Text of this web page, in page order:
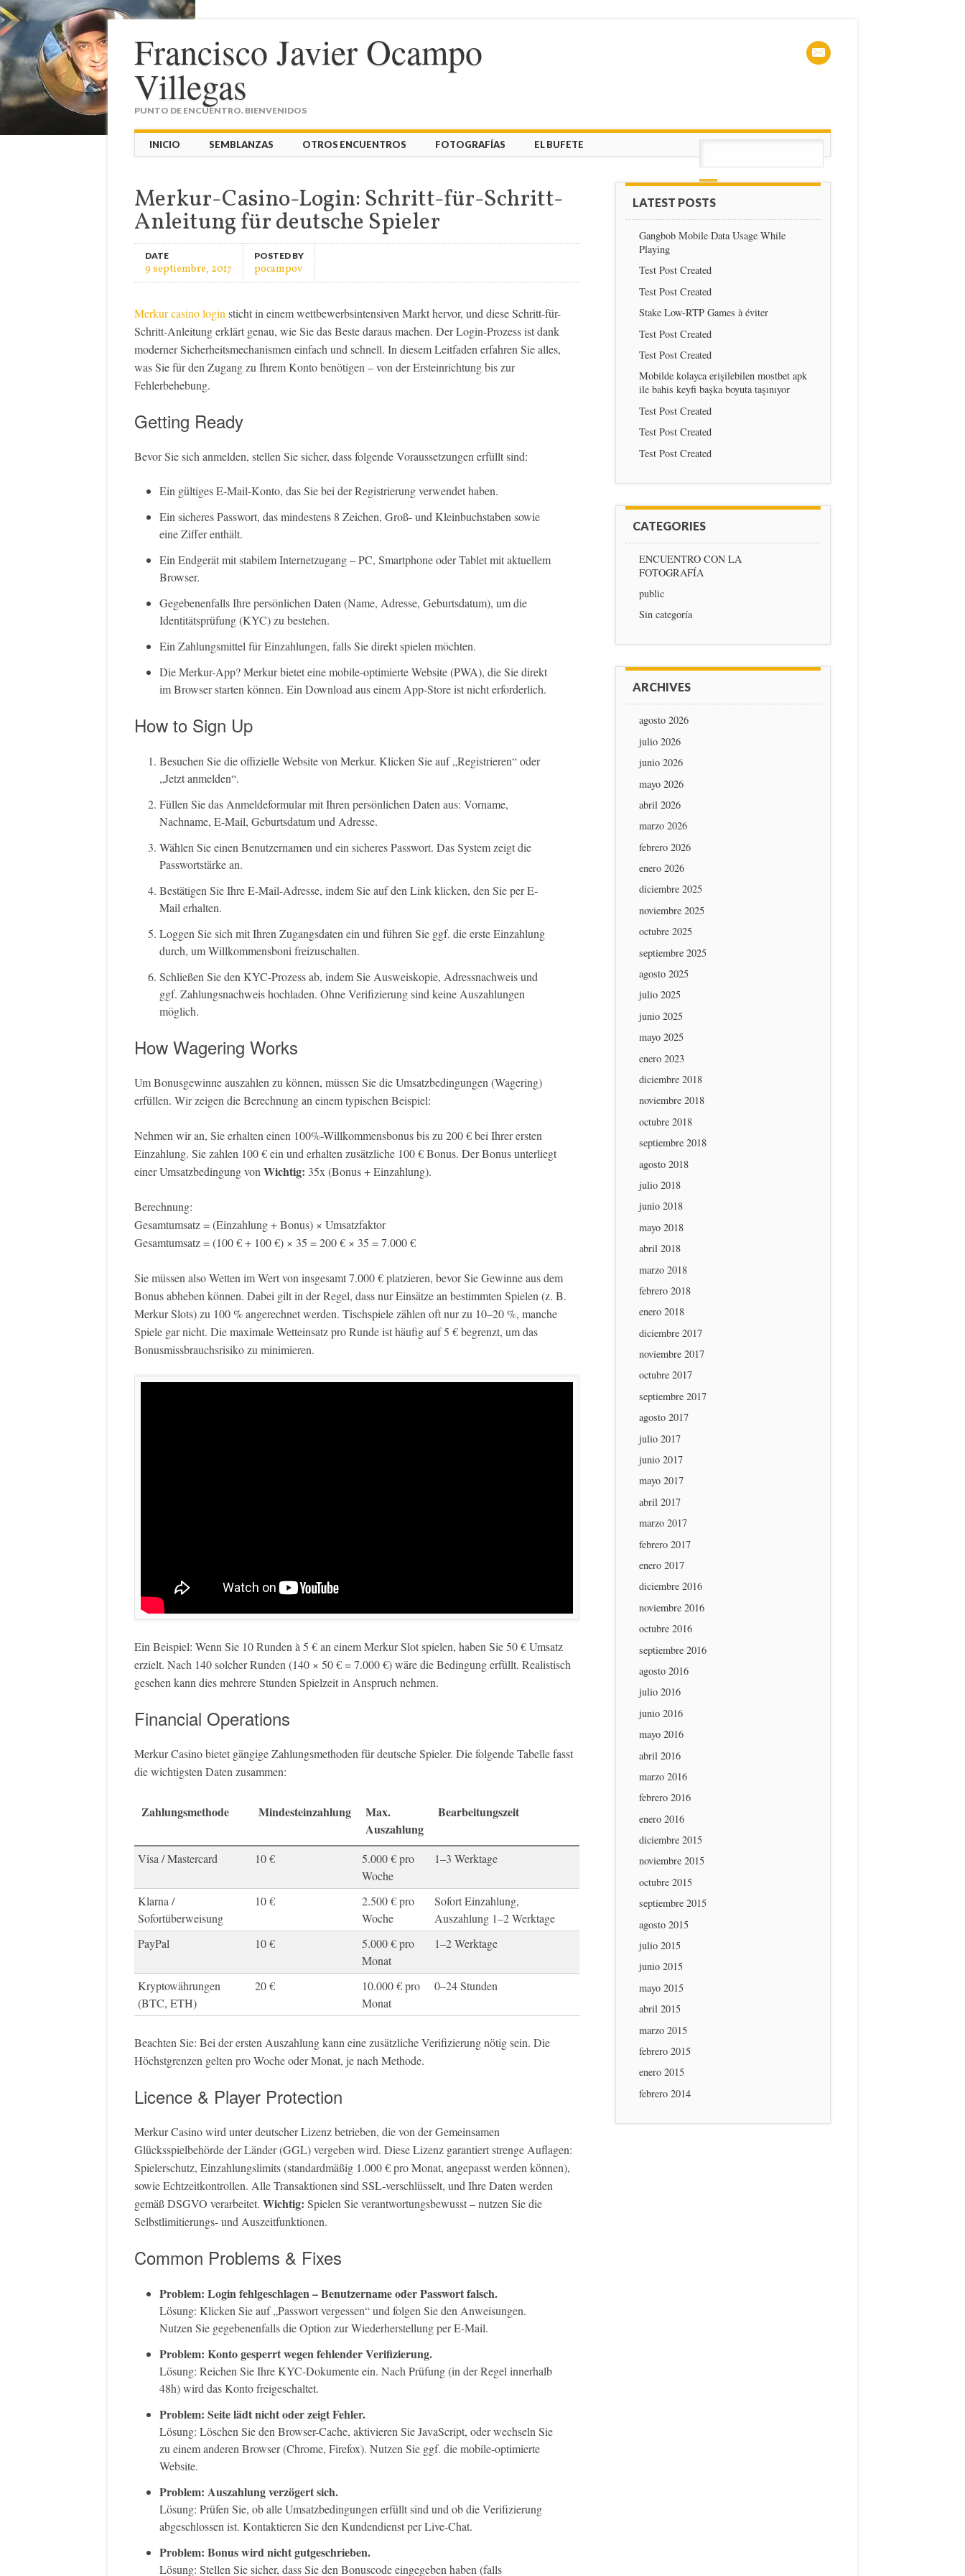
Francisco Javier Ocampo
Villegas
PUNTO DE ENCUENTRO. BIENVENIDOS
Main menu
Skip
to
INICIO SEMBLANZAS OTROS ENCUENTROS FOTOGRAFÍAS EL BUFETE
Merkur-Casino-Login: Schritt-für-Schritt-
Anleitung für deutsche Spieler
DATE
9 septiembre, 2017
POSTED BY
pocampov
Merkur casino login sticht in einem wettbewerbsintensiven Markt hervor, und diese Schritt-für-
Schritt-Anleitung erklärt genau, wie Sie das Beste daraus machen. Der Login-Prozess ist dank
moderner Sicherheitsmechanismen einfach und schnell. In diesem Leitfaden erfahren Sie alles,
was Sie für den Zugang zu Ihrem Konto benötigen – von der Ersteinrichtung bis zur
Fehlerbehebung.
Getting Ready
Bevor Sie sich anmelden, stellen Sie sicher, dass folgende Voraussetzungen erfüllt sind:
Ein gültiges E-Mail-Konto, das Sie bei der Registrierung verwendet haben.
Ein sicheres Passwort, das mindestens 8 Zeichen, Groß- und Kleinbuchstaben sowie
eine Ziffer enthält.
Ein Endgerät mit stabilem Internetzugang – PC, Smartphone oder Tablet mit aktuellem
Browser.
Gegebenenfalls Ihre persönlichen Daten (Name, Adresse, Geburtsdatum), um die
Identitätsprüfung (KYC) zu bestehen.
Ein Zahlungsmittel für Einzahlungen, falls Sie direkt spielen möchten.
Die Merkur-App? Merkur bietet eine mobile-optimierte Website (PWA), die Sie direkt
im Browser starten können. Ein Download aus einem App-Store ist nicht erforderlich.
How to Sign Up
Besuchen Sie die offizielle Website von Merkur. Klicken Sie auf „Registrieren“ oder
„Jetzt anmelden“.
Füllen Sie das Anmeldeformular mit Ihren persönlichen Daten aus: Vorname,
Nachname, E-Mail, Geburtsdatum und Adresse.
Wählen Sie einen Benutzernamen und ein sicheres Passwort. Das System zeigt die
Passwortstärke an.
Bestätigen Sie Ihre E-Mail-Adresse, indem Sie auf den Link klicken, den Sie per E-
Mail erhalten.
Loggen Sie sich mit Ihren Zugangsdaten ein und führen Sie ggf. die erste Einzahlung
durch, um Willkommensboni freizuschalten.
Schließen Sie den KYC-Prozess ab, indem Sie Ausweiskopie, Adressnachweis und
ggf. Zahlungsnachweis hochladen. Ohne Verifizierung sind keine Auszahlungen
möglich.
How Wagering Works
Um Bonusgewinne auszahlen zu können, müssen Sie die Umsatzbedingungen (Wagering)
erfüllen. Wir zeigen die Berechnung an einem typischen Beispiel:
Nehmen wir an, Sie erhalten einen 100%-Willkommensbonus bis zu 200 € bei Ihrer ersten
Einzahlung. Sie zahlen 100 € ein und erhalten zusätzliche 100 € Bonus. Der Bonus unterliegt
einer Umsatzbedingung von Wichtig: 35x (Bonus + Einzahlung).
Berechnung:
Gesamtumsatz = (Einzahlung + Bonus) × Umsatzfaktor
Gesamtumsatz = (100 € + 100 €) × 35 = 200 € × 35 = 7.000 €
Sie müssen also Wetten im Wert von insgesamt 7.000 € platzieren, bevor Sie Gewinne aus dem
Bonus abheben können. Dabei gilt in der Regel, dass nur Einsätze an bestimmten Spielen (z. B.
Merkur Slots) zu 100 % angerechnet werden. Tischspiele zählen oft nur zu 10–20 %, manche
Spiele gar nicht. Die maximale Wetteinsatz pro Runde ist häufig auf 5 € begrenzt, um das
Bonusmissbrauchsrisiko zu minimieren.
Ein Beispiel: Wenn Sie 10 Runden à 5 € an einem Merkur Slot spielen, haben Sie 50 € Umsatz
erzielt. Nach 140 solcher Runden (140 × 50 € = 7.000 €) wäre die Bedingung erfüllt. Realistisch
gesehen kann dies mehrere Stunden Spielzeit in Anspruch nehmen.
Financial Operations
Merkur Casino bietet gängige Zahlungsmethoden für deutsche Spieler. Die folgende Tabelle fasst
die wichtigsten Daten zusammen:
Zahlungsmethode Mindesteinzahlung
Max.
Auszahlung
Bearbeitungszeit
Visa / Mastercard 10 €
5.000 € pro
Woche
1–3 Werktage
Klarna /
Sofortüberweisung
10 €
2.500 € pro
Woche
Sofort Einzahlung,
Auszahlung 1–2 Werktage
PayPal
10 €
5.000 € pro
Monat
1–2 Werktage
Kryptowährungen
(BTC, ETH)
20 €
10.000 € pro
Monat
0–24 Stunden
Beachten Sie: Bei der ersten Auszahlung kann eine zusätzliche Verifizierung nötig sein. Die
Höchstgrenzen gelten pro Woche oder Monat, je nach Methode.
Licence & Player Protection
Merkur Casino wird unter deutscher Lizenz betrieben, die von der Gemeinsamen
Glücksspielbehörde der Länder (GGL) vergeben wird. Diese Lizenz garantiert strenge Auflagen:
Spielerschutz, Einzahlungslimits (standardmäßig 1.000 € pro Monat, angepasst werden können),
sowie Echtzeitkontrollen. Alle Transaktionen sind SSL-verschlüsselt, und Ihre Daten werden
gemäß DSGVO verarbeitet. Wichtig: Spielen Sie verantwortungsbewusst – nutzen Sie die
Selbstlimitierungs- und Auszeitfunktionen.
Common Problems & Fixes
Problem: Login fehlgeschlagen – Benutzername oder Passwort falsch.
Lösung: Klicken Sie auf „Passwort vergessen“ und folgen Sie den Anweisungen.
Nutzen Sie gegebenenfalls die Option zur Wiederherstellung per E-Mail.
Problem: Konto gesperrt wegen fehlender Verifizierung.
Lösung: Reichen Sie Ihre KYC-Dokumente ein. Nach Prüfung (in der Regel innerhalb
48h) wird das Konto freigeschaltet.
Problem: Seite lädt nicht oder zeigt Fehler.
Lösung: Löschen Sie den Browser-Cache, aktivieren Sie JavaScript, oder wechseln Sie
zu einem anderen Browser (Chrome, Firefox). Nutzen Sie ggf. die mobile-optimierte
Website.
Problem: Auszahlung verzögert sich.
Lösung: Prüfen Sie, ob alle Umsatzbedingungen erfüllt sind und ob die Verifizierung
abgeschlossen ist. Kontaktieren Sie den Kundendienst per Live-Chat.
Problem: Bonus wird nicht gutgeschrieben.
Lösung: Stellen Sie sicher, dass Sie den Bonuscode eingegeben haben (falls
LATEST POSTS
Gangbob Mobile Data Usage While
Playing
Test Post Created
Test Post Created
Stake Low-RTP Games à éviter
Test Post Created
Test Post Created
Mobilde kolayca erişilebilen mostbet apk
ile bahis keyfi başka boyuta taşınıyor
Test Post Created
Test Post Created
Test Post Created
CATEGORIES
ENCUENTRO CON LA
FOTOGRAFÍA
public
Sin categoría
ARCHIVES
agosto 2026
julio 2026
junio 2026
mayo 2026
abril 2026
marzo 2026
febrero 2026
enero 2026
diciembre 2025
noviembre 2025
octubre 2025
septiembre 2025
agosto 2025
julio 2025
junio 2025
mayo 2025
enero 2023
diciembre 2018
noviembre 2018
octubre 2018
septiembre 2018
agosto 2018
julio 2018
junio 2018
mayo 2018
abril 2018
marzo 2018
febrero 2018
enero 2018
diciembre 2017
noviembre 2017
octubre 2017
septiembre 2017
agosto 2017
julio 2017
junio 2017
mayo 2017
abril 2017
marzo 2017
febrero 2017
enero 2017
diciembre 2016
noviembre 2016
octubre 2016
septiembre 2016
agosto 2016
julio 2016
junio 2016
mayo 2016
abril 2016
marzo 2016
febrero 2016
enero 2016
diciembre 2015
noviembre 2015
octubre 2015
septiembre 2015
agosto 2015
julio 2015
junio 2015
mayo 2015
abril 2015
marzo 2015
febrero 2015
enero 2015
febrero 2014